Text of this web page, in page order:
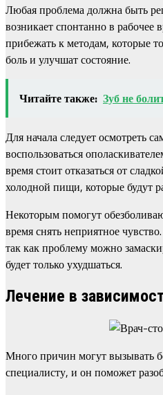
Любая проблема должна быть
возникает спонтанно в
прибежать к методам, которые
боль и улучшат состояние.
Читайте также: Зуб не
Для начала следует осмотреть
воспользоваться
время стоит отказаться от
холодной пищи, которые будут
Некоторым помогут
время снять неприятное
так как проблему можно
будет только ухудшаться.
Лечение в
Много причин могут вызывать
специалисту, и он поможет